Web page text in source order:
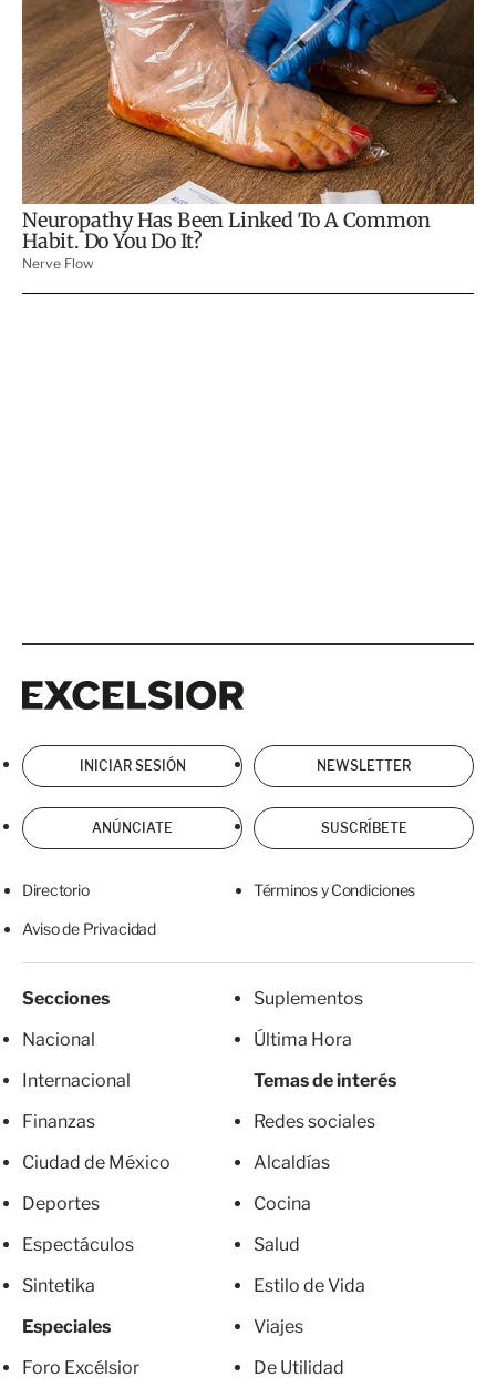
INICIAR SESIÓN NEWSLETTER
ANÚNCIATE SUSCRÍBETE
Directorio Términos y Condiciones
Aviso de Privacidad
Secciones
Nacional
Internacional
Finanzas
Ciudad de México
Deportes
Espectáculos
Sintetika
Especiales
Foro Excélsior
Suplementos
Última Hora
Temas de interés
Redes sociales
Alcaldías
Cocina
Salud
Estilo de Vida
Viajes
De Utilidad